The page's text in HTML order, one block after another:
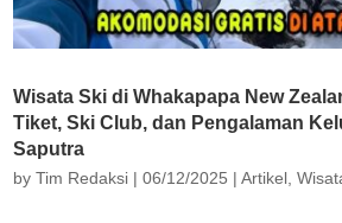
Wisata Ski di Whakapapa New
Tiket, Ski Club, dan Pengalaman
Saputra
byTim Redaksi |06/12/2025 |Artikel,